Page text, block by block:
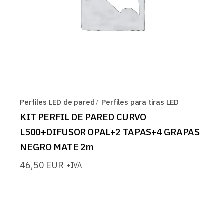
Perfiles LED de pared Perfiles para tiras LED
KIT PERFIL DE PARED CURVO
L500+DIFUSOR OPAL+2 TAPAS+4 GRAPAS
NEGRO MATE 2m
46,50 EUR +IVA